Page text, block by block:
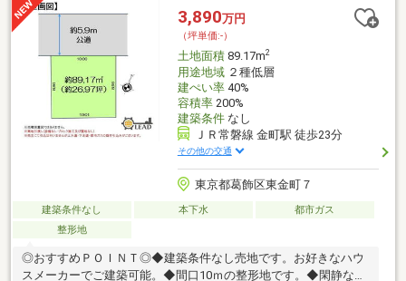
動金利の場合 金利 年0.73％ 借入期間最長４０年もございま
す。お問い合わせは【 ０４７－３２３－６５２２ 】までお気
軽にご連絡ください♪
3,890万円
（坪単価:-）
土地面積89.17m2
用途地域２種低層
建ぺい率40%
容積率200%
建築条件なし
ＪＲ常磐線 金町駅 徒歩23分
その他の交通
東京都葛飾区東金町７
建築条件なし 本下水
都市ガス
整形地
◎おすすめＰＯＩＮＴ◎◆建築条件なし売地です。お好きなハウ
スメーカーでご建築可能。◆間口10ｍの整形地です。◆閑静な住